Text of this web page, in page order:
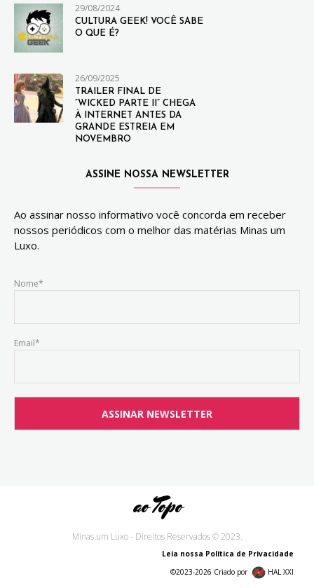
29/08/2024
CULTURA GEEK! VOCÊ SABE
O QUE É?
26/09/2025
TRAILER FINAL DE
“WICKED PARTE II” CHEGA
À INTERNET ANTES DA
GRANDE ESTREIA EM
NOVEMBRO
ASSINE NOSSA NEWSLETTER
Ao assinar nosso informativo você concorda em receber
nossos periódicos com o melhor das matérias Minas um
Luxo.
Nome*
Email*
ao Topo
Minas um Luxo - Direitos Reservados © 2023.
Leia nossa Política de Privacidade
©2023-2026 Criado por
HAL XXI